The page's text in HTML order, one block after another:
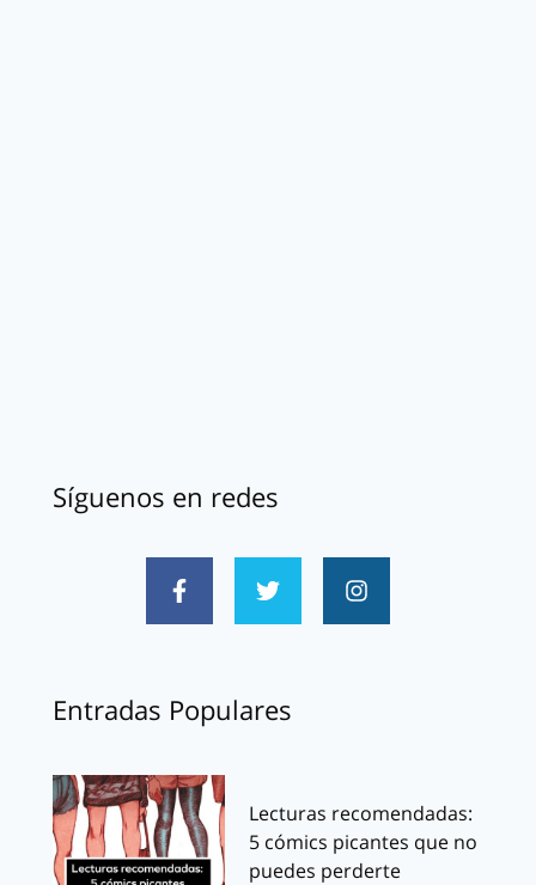
Síguenos en redes
Entradas Populares
Lecturas recomendadas:
5 cómics picantes que no
puedes perderte